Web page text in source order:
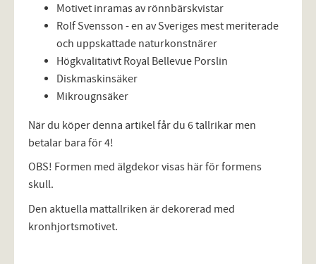
Motivet inramas av rönnbärskvistar
Rolf Svensson - en av Sveriges mest meriterade
och uppskattade naturkonstnärer
Högkvalitativt Royal Bellevue Porslin
Diskmaskinsäker
Mikrougnsäker
När du köper denna artikel får du 6 tallrikar men
betalar bara för 4!
OBS! Formen med älgdekor visas här för formens
skull.
Den aktuella mattallriken är dekorerad med
kronhjortsmotivet.